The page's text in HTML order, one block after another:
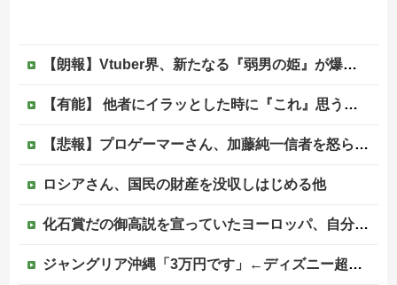
【朗報】Vtuber界、新たなる『弱男の姫』が爆誕ｗｗｗｗｗｗｗｗｗｗｗ
【有能】 他者にイラッとした時に『これ』思うと最強に楽になることが発覚！！！
【悲報】プロゲーマーさん、加藤純一信者を怒らせてしまった結果、好き嫌い5位にwwwwwwww
ロシアさん、国民の財産を没収しはじめる他
化石賞だの御高説を宣っていたヨーロッパ、自分が猛暑に襲われると為すすべべもなくダメージを受けてしまい……
ジャングリア沖縄「3万円です」←ディズニー超えの強気価格ｗｗｗ